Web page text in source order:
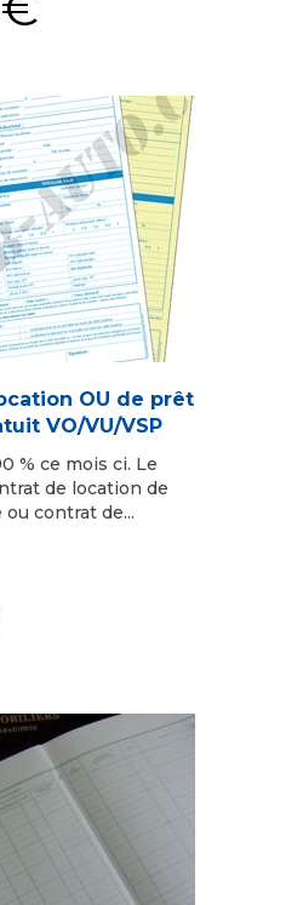
OU de prêt
VO/VU/VSP
% ce mois ci. Le
de location de
contrat de...